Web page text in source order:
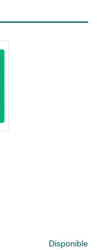
Disponible